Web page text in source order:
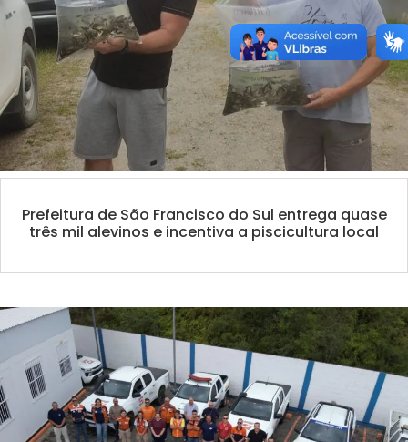
Prefeitura de São Francisco do Sul entrega quase
três mil alevinos e incentiva a piscicultura local